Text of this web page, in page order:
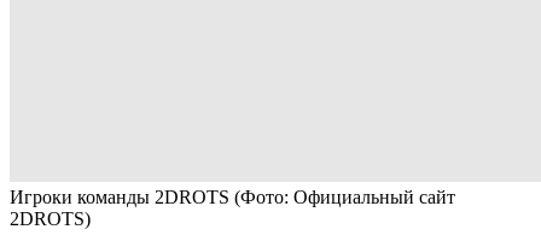
Игроки команды 2DROTS (Фото: Официальный сайт
2DROTS)